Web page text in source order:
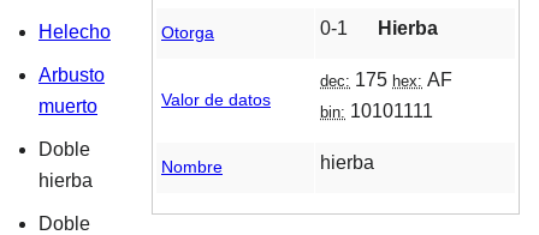
Otorga 0-1 Hierba
Valor de datos
dec: 175 hex: AF
bin: 10101111
Nombre hierba
Helecho
Arbusto
muerto
Doble
hierba
Doble